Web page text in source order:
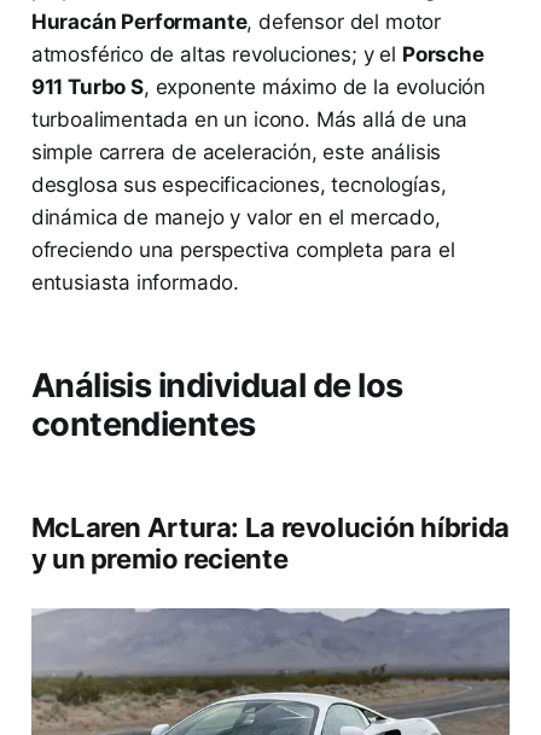
Huracán Performante, defensor del motor
atmosférico de altas revoluciones; y el Porsche
911 Turbo S, exponente máximo de la evolución
turboalimentada en un icono. Más allá de una
simple carrera de aceleración, este análisis
desglosa sus especificaciones, tecnologías,
dinámica de manejo y valor en el mercado,
ofreciendo una perspectiva completa para el
entusiasta informado.
Análisis individual de los
contendientes
McLaren Artura: La revolución híbrida
y un premio reciente